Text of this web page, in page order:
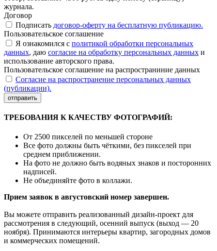
журнала.
Договор
Подписать договор-оферту на бесплатную публикацию.
Пользовательское соглашение
Я ознакомился с политикой обработки персональных
данных, даю согласие на обработку персональных данных и
использование авторского права.
Пользовательское соглашение на распространиние данных
Согласие на распространение персональных данных
(публикации).
отправить
ТРЕБОВАНИЯ К КАЧЕСТВУ ФОТОГРАФИЙ:
От 2500 пикселей по меньшей стороне
Все фото должны быть чёткими, без пикселей при
среднем приближении.
На фото не должно быть водяных знаков и посторонних
надписей.
Не объединяйте фото в коллажи.
Прием заявок в августовский номер завершен.
Вы можете отправить реализованный дизайн-проект для
рассмотрения в следующий, осенний выпуск (выход — 20
ноября). Принимаются интерьеры квартир, загородных домов
и коммерческих помещений.